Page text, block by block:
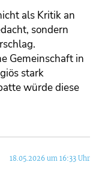
als Kritik an
sondern
Gemeinschaft in
stark
würde diese
18.05.2026 um 16:33 Uhr